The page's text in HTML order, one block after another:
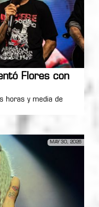
Flores con
horas y media de
MAY 30, 2026